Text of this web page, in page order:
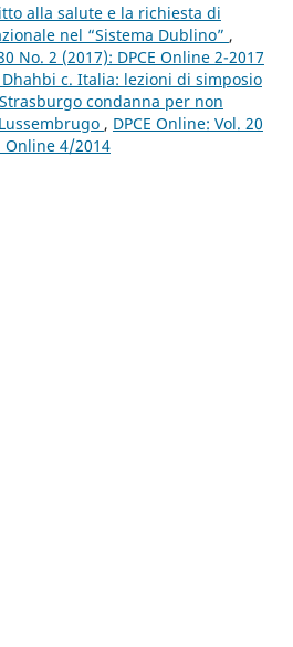
alla salute e la richiesta di
nel “Sistema Dublino” ,
No. 2 (2017): DPCE Online 2-2017
Dhahbi c. Italia: lezioni di simposio
condanna per non
, DPCE Online: Vol. 20
Online 4/2014